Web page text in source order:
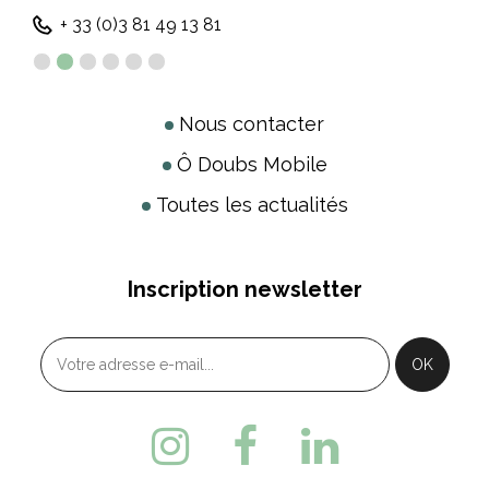
+ 33 (0)3 81 49 13 81
Nous contacter
Ô Doubs Mobile
Toutes les actualités
Inscription newsletter